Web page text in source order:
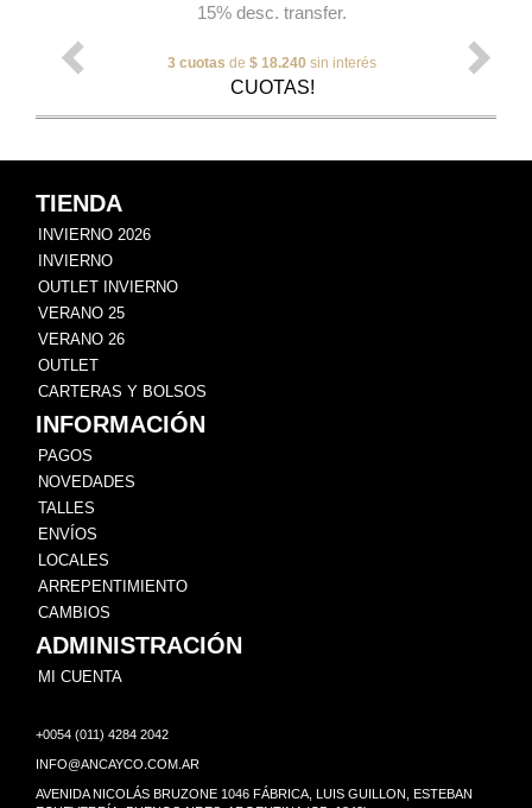
15% desc. transfer.
3 cuotas de $ 18.240 sin interés
CUOTAS!
TIENDA
INVIERNO 2026
INVIERNO
OUTLET INVIERNO
VERANO 25
VERANO 26
OUTLET
CARTERAS Y BOLSOS
INFORMACIÓN
PAGOS
NOVEDADES
TALLES
ENVÍOS
LOCALES
ARREPENTIMIENTO
CAMBIOS
ADMINISTRACIÓN
MI CUENTA
+0054 (011) 4284 2042
INFO@ANCAYCO.COM.AR
AVENIDA NICOLÁS BRUZONE 1046 FÁBRICA, LUIS GUILLON, ESTEBAN